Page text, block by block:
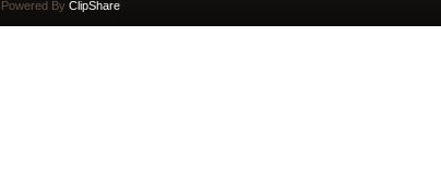
Powered By ClipShare